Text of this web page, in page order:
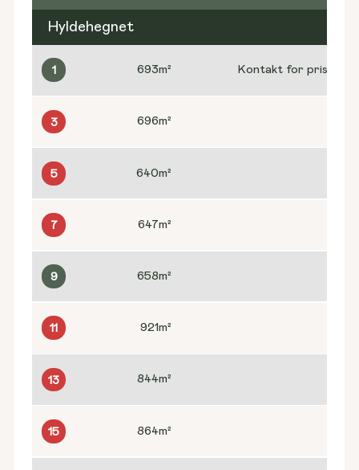
Hyldehegnet
1 693m² Kontakt for pris
3 696m²
5 640m²
7 647m²
9 658m²
11 921m²
13 844m²
15 864m²